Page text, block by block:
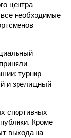
центра
необходимые
турнир
и зрелищный
спортивных
Кроме
выхода на